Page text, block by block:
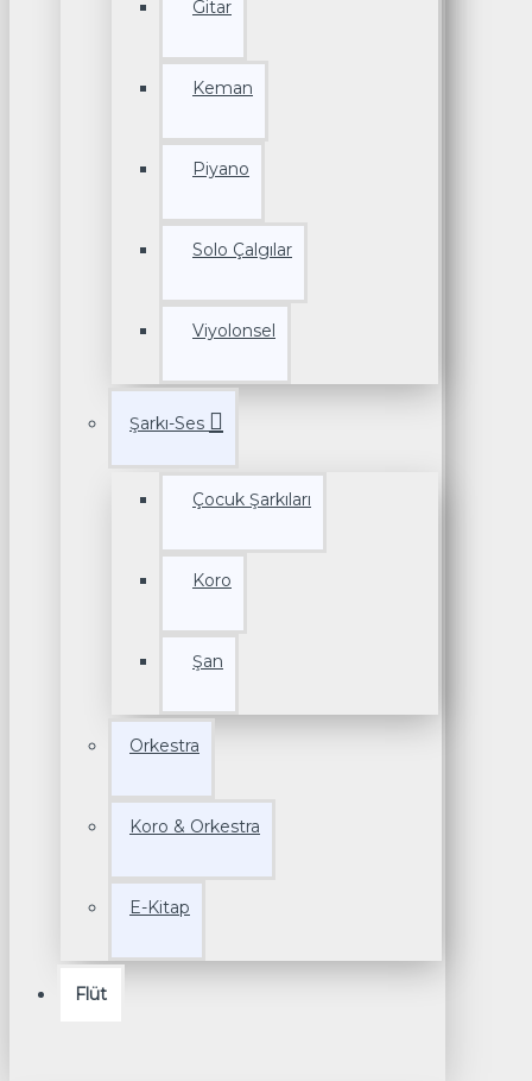
Gitar
Keman
Piyano
Solo Çalgılar
Viyolonsel
Şarkı-Ses
Çocuk Şarkıları
Koro
Şan
Orkestra
Koro & Orkestra
E-Kitap
Flüt